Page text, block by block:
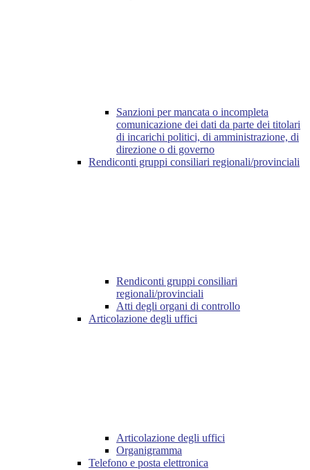
Sanzioni per mancata o incompleta
comunicazione dei dati da parte dei titolari
di incarichi politici, di amministrazione, di
direzione o di governo
Rendiconti gruppi consiliari regionali/provinciali
Rendiconti gruppi consiliari
regionali/provinciali
Atti degli organi di controllo
Articolazione degli uffici
Articolazione degli uffici
Organigramma
Telefono e posta elettronica